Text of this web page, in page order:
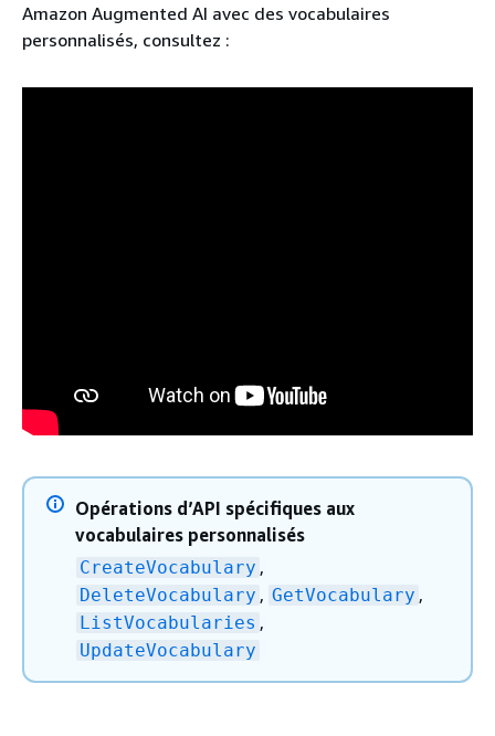
Amazon Augmented AI avec des vocabulaires
personnalisés, consultez :
Opérations d’API spécifiques aux
vocabulaires personnalisés
CreateVocabulary ,
DeleteVocabulary , GetVocabulary ,
ListVocabularies ,
UpdateVocabulary